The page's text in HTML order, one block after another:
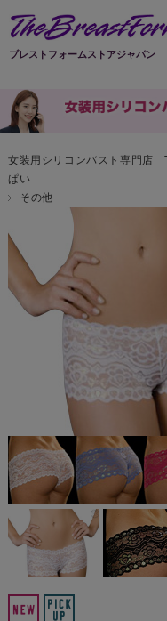
ブレストフォームストアジャパン
女装用シリコンバスト専門店
ぱい
その他